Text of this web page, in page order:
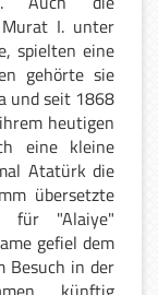
Murat I. unter
spielten eine
gehörte sie
und seit 1868
heutigen
eine kleine
Atatürk die
übersetzte
für "Alaiye"
gefiel dem
Besuch in der